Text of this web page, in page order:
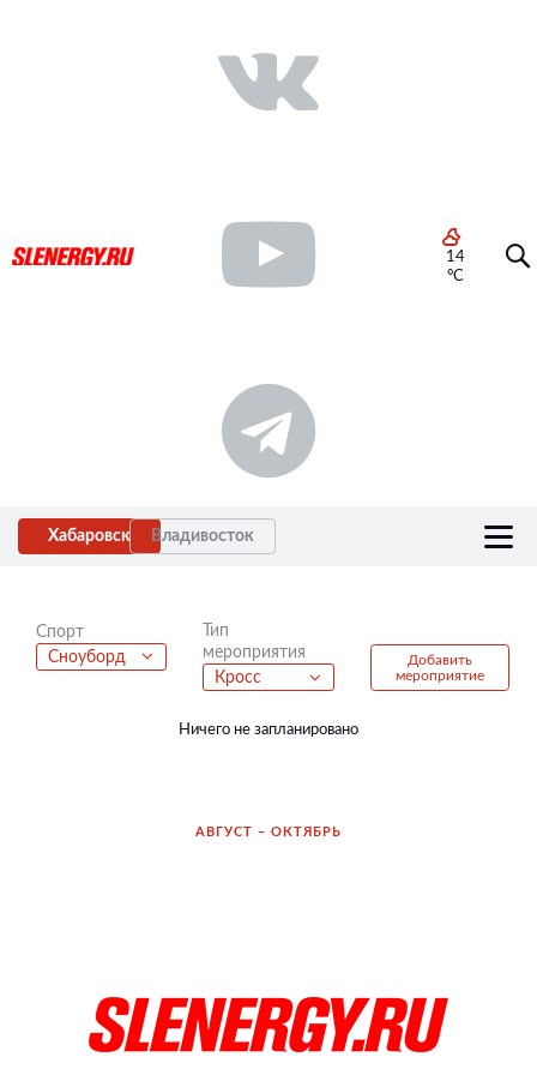
14
°C
Хабаровск Владивосток
Спорт
Сноуборд
Тип
мероприятия
Кросс
Добавить
мероприятие
Ничего не запланировано
АВГУСТ – ОКТЯБРЬ